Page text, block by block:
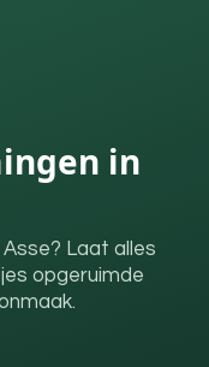
in
Laat alles
opgeruimde